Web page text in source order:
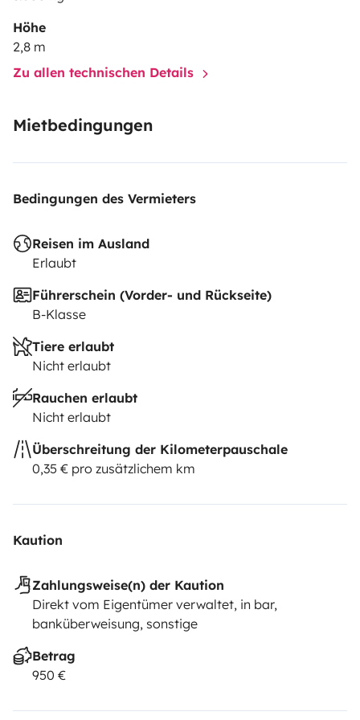
Höhe
2,8 m
Zu allen technischen Details
Mietbedingungen
Bedingungen des Vermieters
Reisen im Ausland
Erlaubt
Führerschein (Vorder- und Rückseite)
B-Klasse
Tiere erlaubt
Nicht erlaubt
Rauchen erlaubt
Nicht erlaubt
Überschreitung der Kilometerpauschale
0,35 € pro zusätzlichem km
Kaution
Zahlungsweise(n) der Kaution
Direkt vom Eigentümer verwaltet, in bar,
banküberweisung, sonstige
Betrag
950 €